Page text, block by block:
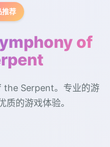
推荐
of
Serpent。专业的游
质的游戏体验。